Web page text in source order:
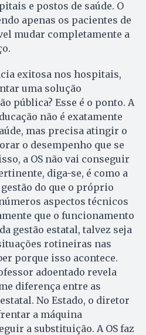
e postos de saúde. O
apenas os pacientes de
mudar completamente a
exitosa nos hospitais,
uma solução
pública? Esse é o ponto. A
não é exatamente
mas precisa atingir o
o desempenho que se
a OS não vai conseguir
diga-se, é como a
do que o próprio
aspectos técnicos
que o funcionamento
gestão estatal, talvez seja
rotineiras nas
porque isso acontece.
adoentado revela
diferença entre as
No Estado, o diretor
a máquina
a substituição. A OS faz